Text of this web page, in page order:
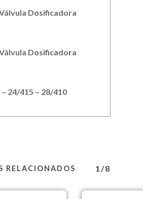
Dosificadora
Dosificadora
24/415 – 28/410
RELACIONADOS 1/8